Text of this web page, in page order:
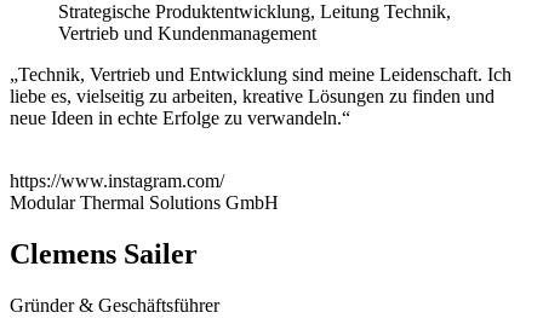
Strategische Produktentwicklung, Leitung Technik,
Vertrieb und Kundenmanagement
„Technik, Vertrieb und Entwicklung sind meine Leidenschaft. Ich
liebe es, vielseitig zu arbeiten, kreative Lösungen zu finden und
neue Ideen in echte Erfolge zu verwandeln.“
https://www.instagram.com/
Modular Thermal Solutions GmbH
Clemens Sailer
Gründer & Geschäftsführer